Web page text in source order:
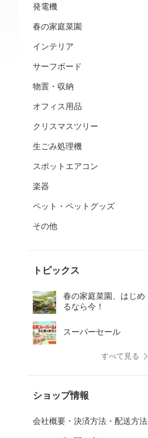
発電機
春の家庭菜園
インテリア
サーフボード
物置・収納
オフィス用品
クリスマスツリー
生ごみ処理機
スポットエアコン
楽器
ペット・ペットグッズ
その他
トピックス
春の家庭菜園、はじめ
るなら今！
スーパーセール
すべて見る
ショップ情報
会社概要・決済方法・配送方法